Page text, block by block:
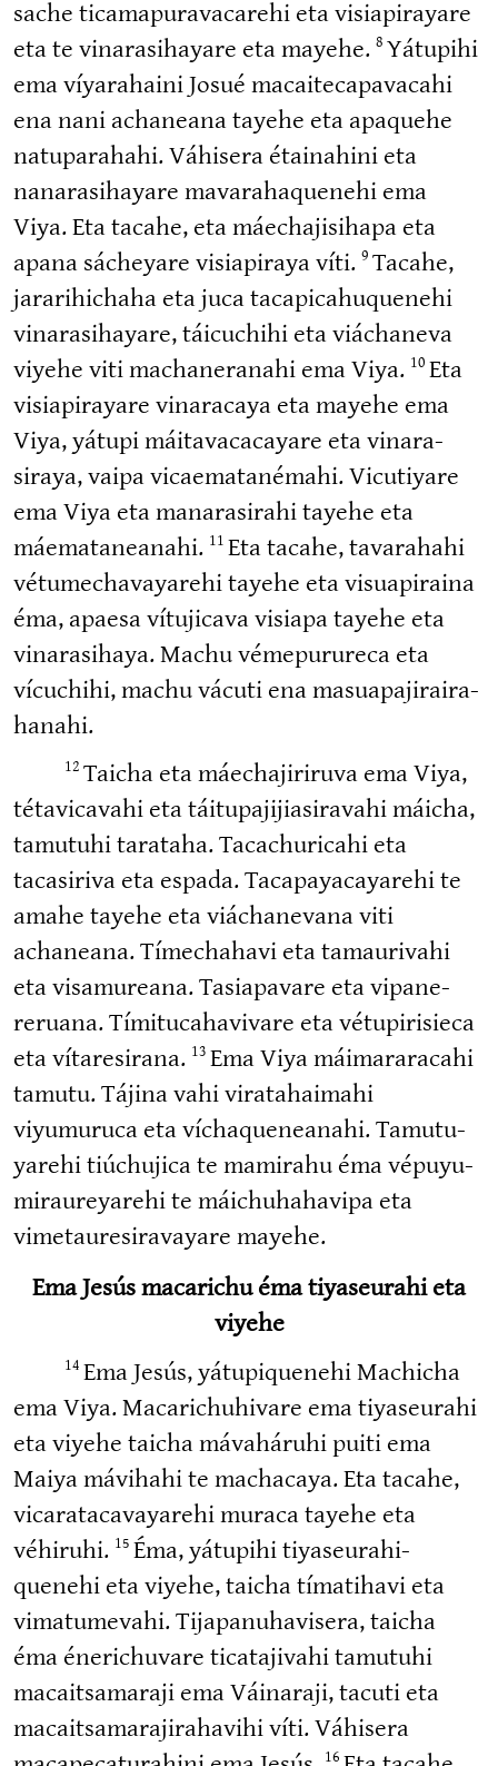
sache ticama­pu­ra­va­carehi eta visiapi­rayare
eta te vinara­si­hayare eta mayehe. 8 Yátupihi
ema víyarahaini Josué macaite­ca­pa­vacahi
ena nani achaneana tayehe eta apaquehe
natupa­rahahi. Váhisera étainahini eta
nanara­si­hayare mavara­ha­quenehi ema
Viya. Eta tacahe, eta máechaji­sihapa eta
apana sácheyare visiapiraya víti. 9 Tacahe,
jarari­hichaha eta juca tacapi­ca­hu­quenehi
vinara­si­hayare, táicuchihi eta viáchaneva
viyehe viti machane­ranahi ema Viya. 10 Eta
visiapi­rayare vinaracaya eta mayehe ema
Viya, yátupi máitava­ca­cayare eta vinara­
siraya, vaipa vicaema­ta­némahi. Vicutiyare
ema Viya eta manara­sirahi tayehe eta
máemata­neanahi. 11 Eta tacahe, tavarahahi
vétume­cha­va­yarehi tayehe eta visuapiraina
éma, apaesa vítujicava visiapa tayehe eta
vinara­sihaya. Machu vémepu­rureca eta
vícuchihi, machu vácuti ena masuapa­ji­rai­ra­
hanahi.
12 Taicha eta máechaji­riruva ema Viya,
tétavi­cavahi eta táitupa­ji­jia­si­ravahi máicha,
tamutuhi tarataha. Tacachu­ricahi eta
tacasiriva eta espada. Tacapa­ya­ca­yarehi te
amahe tayehe eta viáchanevana viti
achaneana. Tímechahavi eta tamaurivahi
eta visamureana. Tasiapavare eta vipane­
reruana. Tímitu­ca­ha­vivare eta vétupi­ri­si­eca
eta vítare­sirana. 13 Ema Viya máimara­racahi
tamutu. Tájina vahi virata­haimahi
viyumuruca eta víchaque­neanahi. Tamutu­
yarehi tiúchujica te mamirahu éma vépuyu­
mi­rau­re­yarehi te máichuha­havipa eta
vimetau­re­si­ra­vayare mayehe.
Ema Jesús macarichu éma tiyaseurahi eta
viyehe
14 Ema Jesús, yátupi­quenehi Machicha
ema Viya. Macari­chu­hivare ema tiyaseurahi
eta viyehe taicha mávaháruhi puiti ema
Maiya mávihahi te machacaya. Eta tacahe,
vicara­ta­ca­va­yarehi muraca tayehe eta
véhiruhi. 15 Éma, yátupihi tiyaseu­ra­hi­
quenehi eta viyehe, taicha tímatihavi eta
vimatu­mevahi. Tijapa­nu­ha­visera, taicha
éma éneri­chuvare ticata­jivahi tamutuhi
macaitsa­maraji ema Váinaraji, tacuti eta
macaitsa­ma­ra­ji­ra­havihi víti. Váhisera
16